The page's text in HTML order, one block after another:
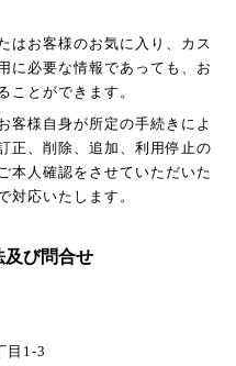
はお客様のお気に入り、カス
に必要な情報であっても、お
ことができます。
客様自身が所定の手続きによ
正、削除、追加、利用停止の
本人確認をさせていただいた
対応いたします。
及び問合せ
目1-3